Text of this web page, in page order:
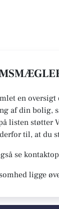
en
af din bolig,
listen støtter
til, at du
se
ligge